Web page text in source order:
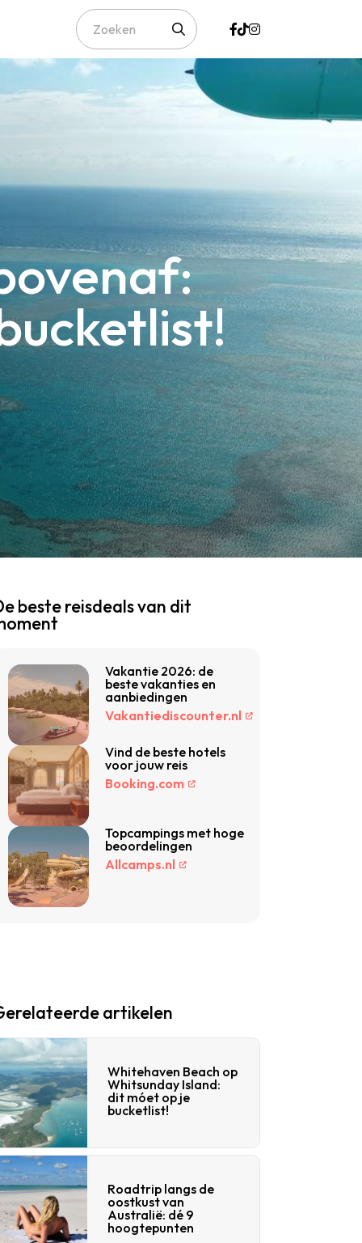
beste reisdeals van dit
Vakantie 2026: de
beste vakanties en
aanbiedingen
Vakantiediscounter.nl
Vind de beste hotels
voor jouw reis
Booking.com
Topcampings met hoge
beoordelingen
Allcamps.nl
artikelen
Whitehaven Beach op
Whitsunday Island:
dit móet op je
bucketlist!
Roadtrip langs de
oostkust van
Australië: dé 9
hoogtepunten